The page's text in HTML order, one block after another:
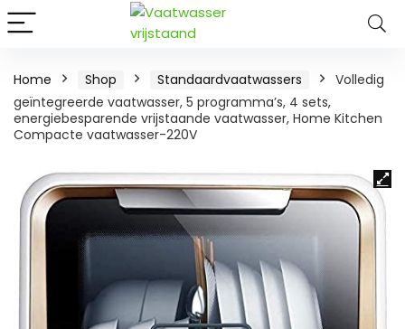
Home Shop Standaardvaatwassers
Volledig
geïntegreerde vaatwasser, 5 programma’s, 4 sets,
energiebesparende vrijstaande vaatwasser, Home Kitchen
Compacte vaatwasser-220V